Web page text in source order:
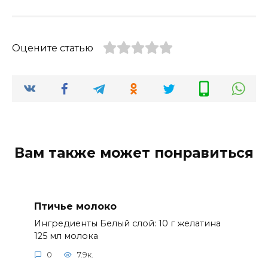
Оцените статью
Вам также может понравиться
Птичье молоко
Ингредиенты Белый слой: 10 г желатина
125 мл молока
0 7.9к.